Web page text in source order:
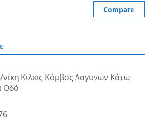
Compare
Κιλκίς Κόμβος Λαγυνών Κάτω
Oδό